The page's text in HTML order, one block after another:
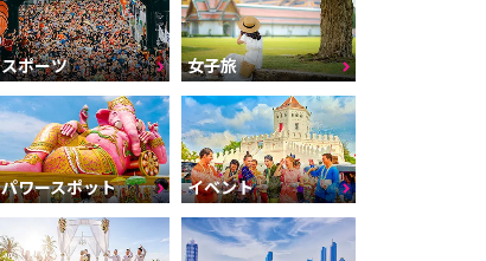
スポーツ 女子旅
パワースポット イベント